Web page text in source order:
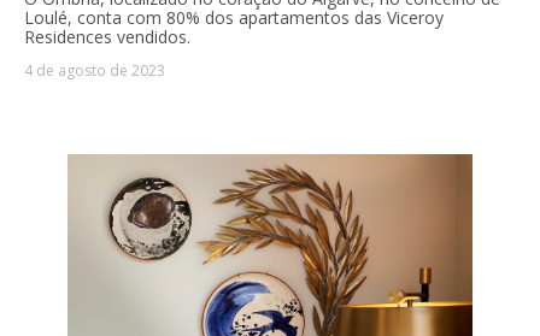
Loulé, conta com 80% dos apartamentos das Viceroy
Residences vendidos.
4 de agosto de 2023